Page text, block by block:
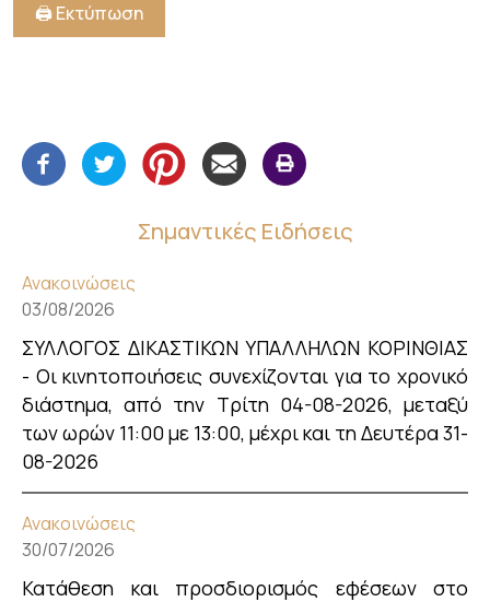
Σημαντικές Ειδήσεις
Ανακοινώσεις
03/08/2026
ΣΥΛΛΟΓΟΣ ΔΙΚΑΣΤΙΚΩΝ ΥΠΑΛΛΗΛΩΝ ΚΟΡΙΝΘΙΑΣ
- Οι κινητοποιήσεις συνεχίζονται για το χρονικό
διάστημα, από την Τρίτη 04-08-2026, μεταξύ
των ωρών 11:00 με 13:00, μέχρι και τη Δευτέρα 31-
08-2026
Ανακοινώσεις
30/07/2026
Κατάθεση και προσδιορισμός εφέσεων στο
🖨️ Εκτύπωση